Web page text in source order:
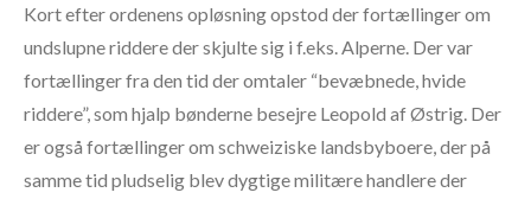
Kort efter ordenens opløsning opstod der fortællinger om
undslupne riddere der skjulte sig i f.eks. Alperne. Der var
fortællinger fra den tid der omtaler “bevæbnede, hvide
riddere”, som hjalp bønderne besejre Leopold af Østrig. Der
er også fortællinger om schweiziske landsbyboere, der på
samme tid pludselig blev dygtige militære handlere der